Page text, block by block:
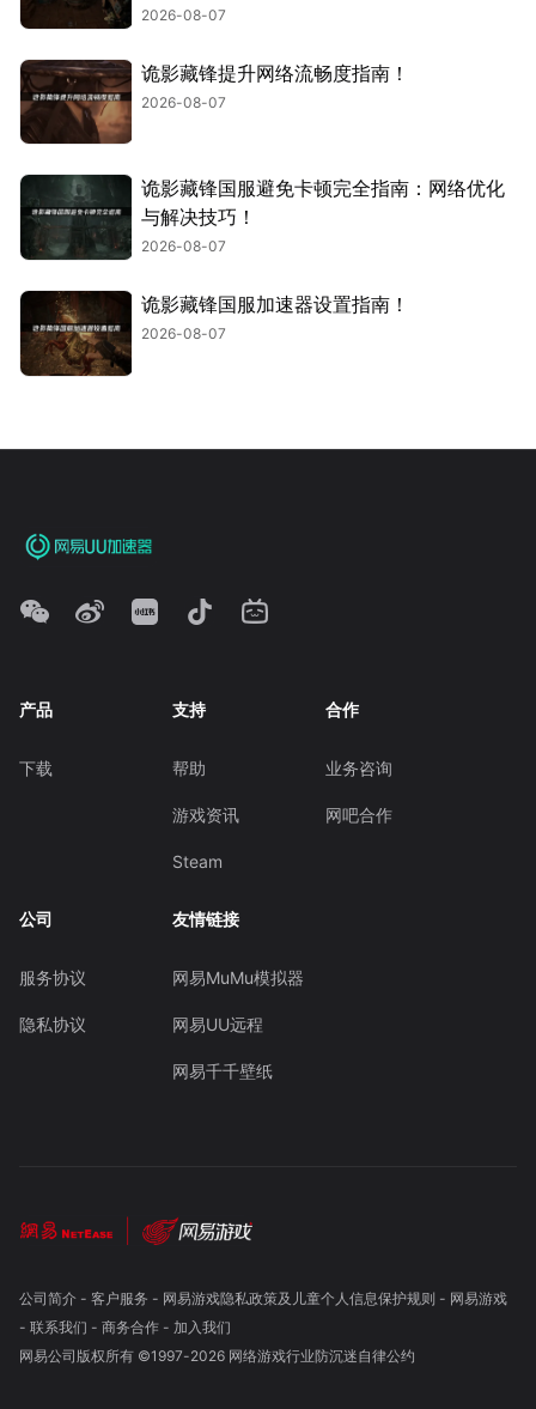
2026-08-07
诡影藏锋提升网络流畅度指南！
2026-08-07
诡影藏锋国服避免卡顿完全指南：网络优化
与解决技巧！
2026-08-07
诡影藏锋国服加速器设置指南！
2026-08-07
产品
下载
支持
帮助
游戏资讯
Steam
合作
业务咨询
网吧合作
公司
服务协议
隐私协议
友情链接
网易MuMu模拟器
网易UU远程
网易千千壁纸
公司简介- 客户服务 - 网易游戏隐私政策及儿童个人信息保护规则 - 网易游戏
- 联系我们 - 商务合作- 加入我们
网易公司版权所有 ©1997-2026 网络游戏行业防沉迷自律公约